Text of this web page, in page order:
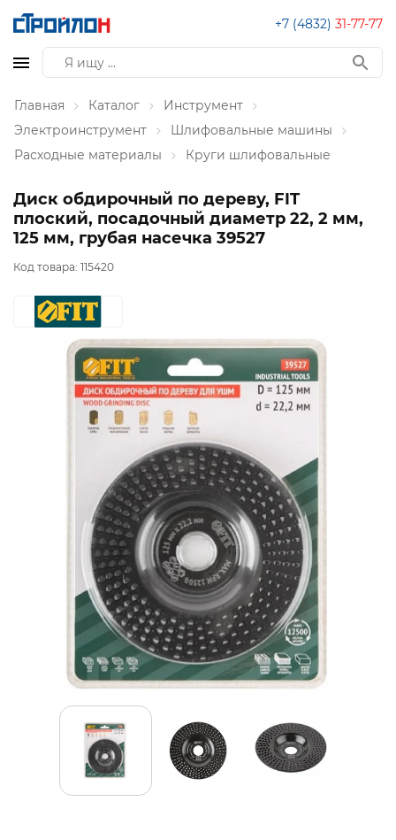
+7 (4832) 31-77-77
Главная Каталог
Инструмент
Электроинструмент
Шлифовальные машины
Расходные материалы
Круги шлифовальные
Диск обдирочный по дереву, FIT
плоский, посадочный диаметр 22, 2 мм,
125 мм, грубая насечка 39527
Код товара: 115420